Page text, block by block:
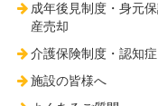
成年後見制度・身元
産売却
介護保険制度・認知症
施設の皆様へ